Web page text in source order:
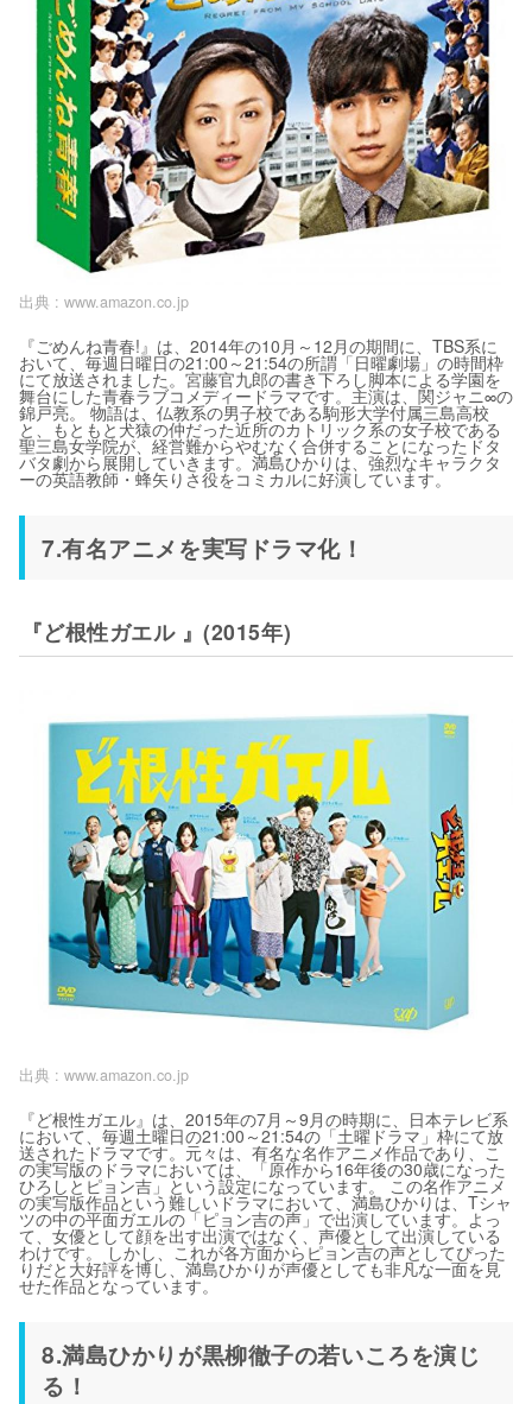
出典 : www.amazon.co.jp
『ごめんね青春!』は、2014年の10月～12月の期間に、TBS系に
おいて、毎週日曜日の21:00～21:54の所謂「日曜劇場」の時間枠
にて放送されました。宮藤官九郎の書き下ろし脚本による学園を
舞台にした青春ラブコメディードラマです。主演は、関ジャニ∞の
錦戸亮。 物語は、仏教系の男子校である駒形大学付属三島高校
と、もともと犬猿の仲だった近所のカトリック系の女子校である
聖三島女学院が、経営難からやむなく合併することになったドタ
バタ劇から展開していきます。満島ひかりは、強烈なキャラクタ
ーの英語教師・蜂矢りさ役をコミカルに好演しています。
7.有名アニメを実写ドラマ化！
『ど根性ガエル 』(2015年)
出典 : www.amazon.co.jp
『ど根性ガエル』は、2015年の7月～9月の時期に、日本テレビ系
において、毎週土曜日の21:00～21:54の「土曜ドラマ」枠にて放
送されたドラマです。元々は、有名な名作アニメ作品であり、こ
の実写版のドラマにおいては、「原作から16年後の30歳になった
ひろしとピョン吉」という設定になっています。 この名作アニメ
の実写版作品という難しいドラマにおいて、満島ひかりは、Tシャ
ツの中の平面ガエルの「ピョン吉の声」で出演しています。よっ
て、女優として顔を出す出演ではなく、声優として出演している
わけです。 しかし、これが各方面からピョン吉の声としてぴった
りだと大好評を博し、満島ひかりが声優としても非凡な一面を見
せた作品となっています。
8.満島ひかりが黒柳徹子の若いころを演じ
る！